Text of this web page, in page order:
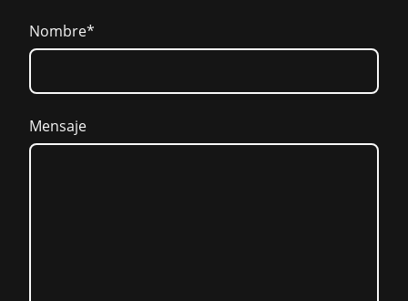
Nombre*
Mensaje